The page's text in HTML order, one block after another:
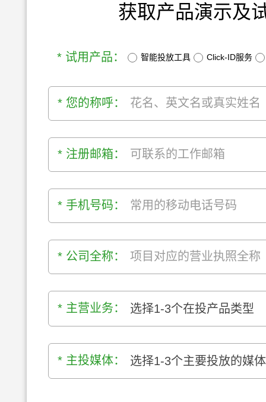
获取产品演示及
* 试用产品： 智能投放工具 Click-ID服务
* 您的称呼：
* 注册邮箱：
* 手机号码：
* 公司全称：
* 主营业务： 选择1-3个在投产品类型
* 主投媒体： 选择1-3个主要投放的媒